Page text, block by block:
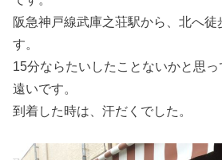
阪急神戸線武庫之荘駅から、北へ
す。
15分ならたいしたことないかと思
遠いです。
到着した時は、汗だくでした。